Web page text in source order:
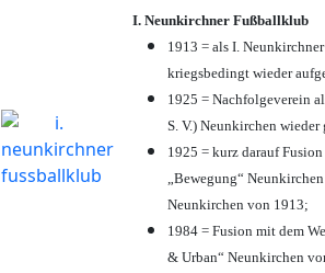
I. Neunkirchner Fußballklub
1913 = als I.
kriegsbedingt wieder
1925 = Nachfolgeverein
S. V.) Neunkirchen wieder
1925 = kurz darauf
„Bewegung“
Neunkirchen von 1913;
1984 = Fusion mit dem
& Urban“ Neunkirchen